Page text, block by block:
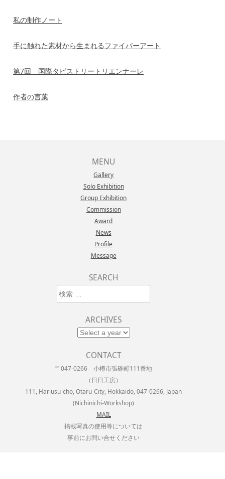
私の制作ノート
手に触れた素材から生まれるファイバーアート
第7回 国際タピストリートリエンナーレ
作者の言葉
MENU
Gallery
Solo Exhibition
Group Exhibition
Commission
Award
News
Profile
Message
SEARCH
検索
ARCHIVES
CONTACT
〒047-0266 小樽市張碓町111番地
（日日工房）
111, Hariusu-cho, Otaru-City, Hokkaido, 047-0266, Japan
(Nichinichi-Workshop)
MAIL
掲載写真の使用等については
事前にお問い合せください